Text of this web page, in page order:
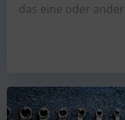
das eine oder